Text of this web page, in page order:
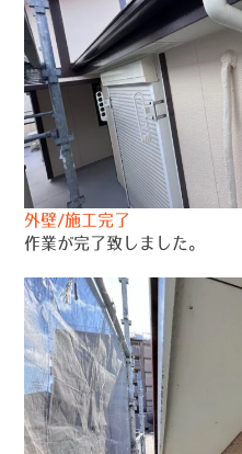
外壁/施工完了
作業が完了致しました。